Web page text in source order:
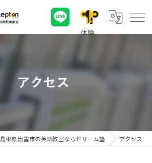
アクセス
島根県出雲市の英語教室ならドリーム塾 アクセス